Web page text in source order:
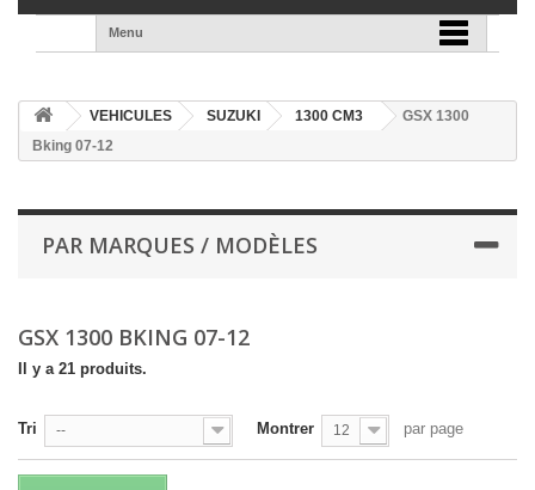
Menu
VEHICULES SUZUKI 1300 CM3
GSX 1300
Bking 07-12
PAR MARQUES / MODÈLES
GSX 1300 BKING 07-12
Il y a 21 produits.
Tri -- Montrer 12 par page